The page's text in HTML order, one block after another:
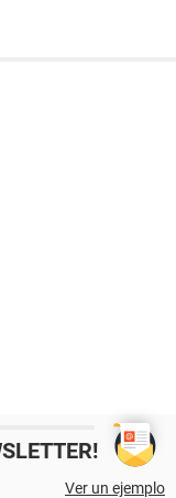
Ver un ejemplo